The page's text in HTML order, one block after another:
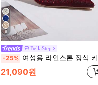
8
BellaStep
-25% 여성용 라인스톤 장식 키튼 힐, 뾰족한 발가락 중공 슬립온 샌들, 패셔너블하고 우아한 파티 및 정장용 로우 힐 구두
21,090원